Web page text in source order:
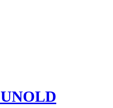
מכונת גלידה 1.2 UNOLD